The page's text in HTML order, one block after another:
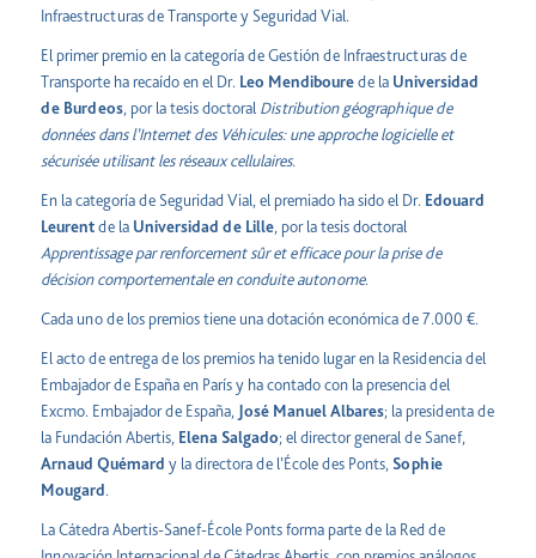
Infraestructuras de Transporte y Seguridad Vial.
El primer premio en la categoría de Gestión de Infraestructuras de
Transporte ha recaído en el Dr. Leo Mendibourede la Universidad
de Burdeos, por la tesis doctoral Distribution géographique de
données dans l’Internet des Véhicules: une approche logicielle et
sécurisée utilisant les réseaux cellulaires.
En la categoría de Seguridad Vial, el premiado ha sido el Dr. Edouard
Leurentde la Universidad de Lille, por la tesis doctoral
Apprentissage par renforcement sûr et efficace pour la prise de
décision comportementale en conduite autonome.
Cada uno de los premios tiene una dotación económica de 7.000 €.
El acto de entrega de los premios ha tenido lugar en la Residencia del
Embajador de España en París y ha contado con la presencia del
Excmo. Embajador de España, José Manuel Albares; la presidenta de
la Fundación Abertis, Elena Salgado; el director general de Sanef,
Arnaud Quémard y la directora de l’École des Ponts, Sophie
Mougard.
La Cátedra Abertis-Sanef-École Ponts forma parte de la Red de